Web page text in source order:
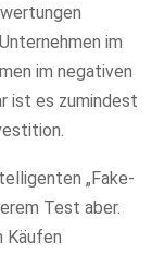
im
im negativen
ist es zumindest
„Fake-
Test aber.
Käufen